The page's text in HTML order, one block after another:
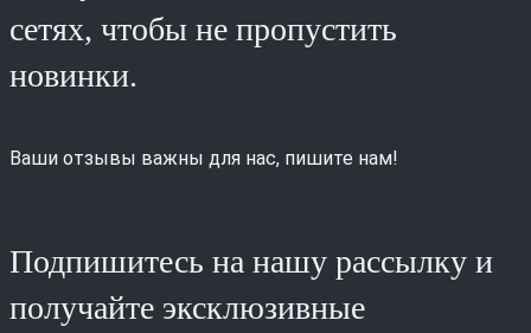
сетях, чтобы не пропустить
новинки.
Ваши отзывы важны для нас, пишите нам!
Подпишитесь на нашу рассылку и
получайте эксклюзивные